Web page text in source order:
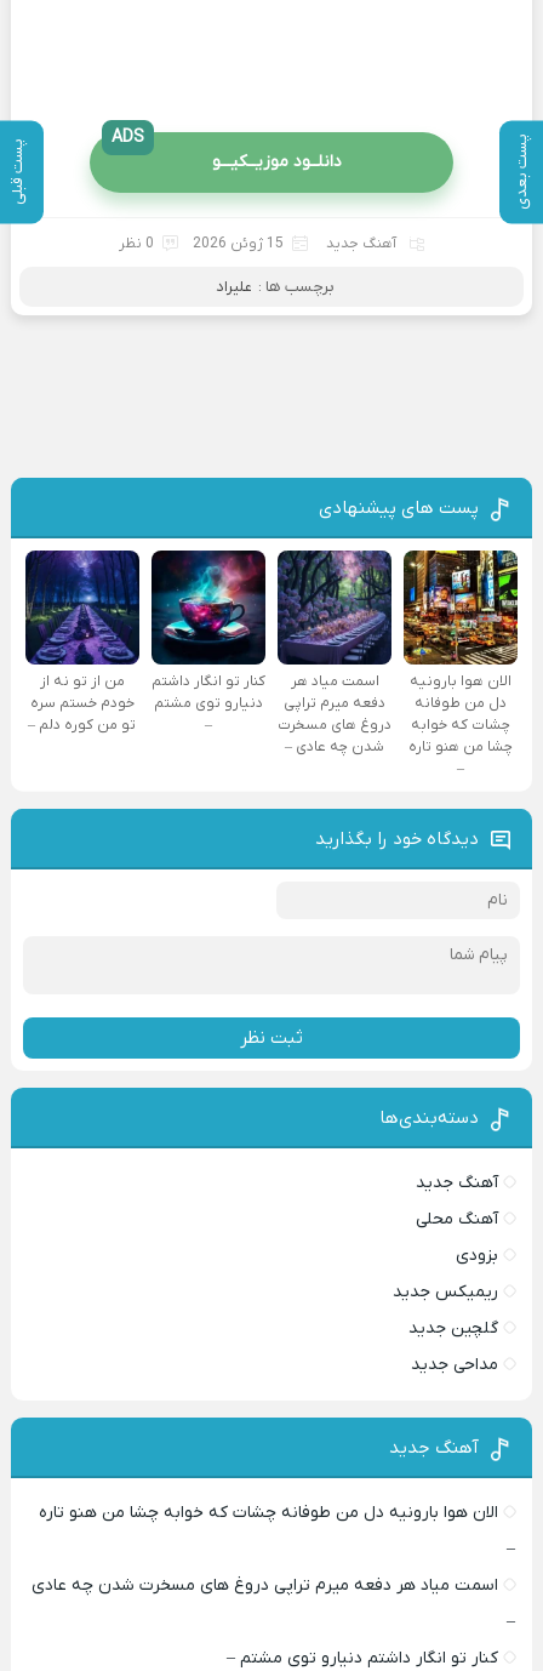
پست بعدی پست قبلی دانلــود موزیــکیـــو
ADS
آهنگ جدید 15 ژوئن 2026 0 نظر
برچسب ها : علیراد
پست های پیشنهادی
الان هوا بارونیه
دل من طوفانه
چشات که خوابه
چشا من هنو تاره
–
اسمت میاد هر
دفعه میرم تراپی
دروغ‌ های مسخرت
شدن چه عادی –
کنار تو انگار داشتم
دنیارو توی مشتم
–
من از تو نه از
خودم خستم سره
تو من کوره دلم –
دیدگاه خود را بگذارید
ثبت نظر
دسته‌بندی‌ها
آهنگ جدید
آهنگ محلی
بزودی
ریمیکس جدید
گلچین جدید
مداحی جدید
آهنگ جدید
الان هوا بارونیه دل من طوفانه چشات که خوابه چشا من هنو تاره
–
اسمت میاد هر دفعه میرم تراپی دروغ‌ های مسخرت شدن چه عادی
–
کنار تو انگار داشتم دنیارو توی مشتم –